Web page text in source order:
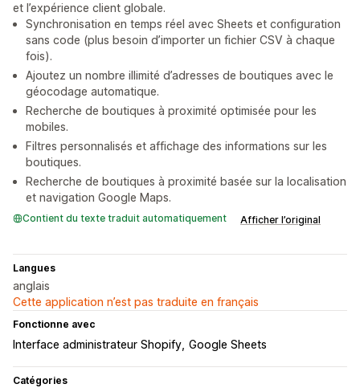
et l’expérience client globale.
Synchronisation en temps réel avec Sheets et configuration
sans code (plus besoin d’importer un fichier CSV à chaque
fois).
Ajoutez un nombre illimité d’adresses de boutiques avec le
géocodage automatique.
Recherche de boutiques à proximité optimisée pour les
mobiles.
Filtres personnalisés et affichage des informations sur les
boutiques.
Recherche de boutiques à proximité basée sur la localisation
et navigation Google Maps.
Contient du texte traduit automatiquement Afficher l’original
Langues
anglais
Cette application n’est pas traduite en français
Fonctionne avec
Interface administrateur Shopify Google Sheets
Catégories